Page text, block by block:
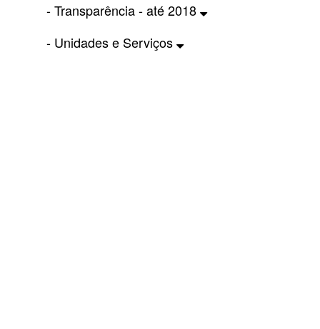
- Transparência - até 2018
- Unidades e Serviços